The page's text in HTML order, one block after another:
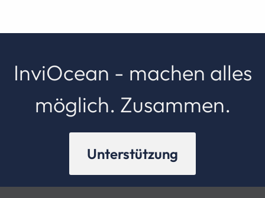
InviOcean - machen alles
möglich. Zusammen.
Unterstützung